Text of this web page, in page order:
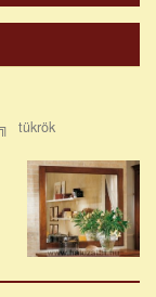
tükrök